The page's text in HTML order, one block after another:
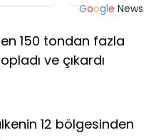
Google News
150 tondan fazla
ve çıkardı
12 bölgesinden